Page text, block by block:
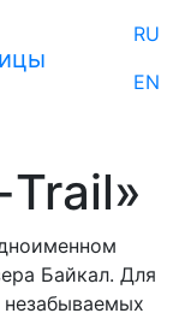
RU
EN
Байкал. Для